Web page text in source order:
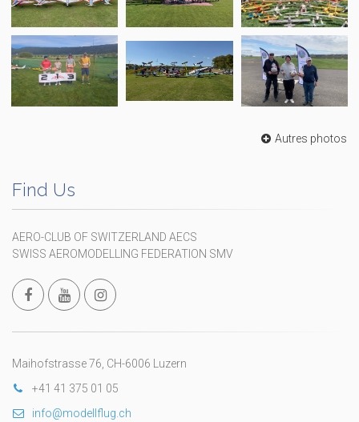
Autres photos
Find Us
AERO-CLUB OF SWITZERLAND AECS
SWISS AEROMODELLING FEDERATION SMV
Maihofstrasse 76, CH-6006 Luzern
+41 41 375 01 05
info@modellflug.ch